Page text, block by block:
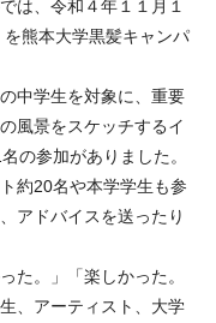
は、令和４年１１月１
熊本大学黒髪キャンパ
中学生を対象に、重要
風景をスケッチするイ
の参加がありました。
約20名や本学学生も参
アドバイスを送ったり
た。」「楽しかった。
、アーティスト、大学